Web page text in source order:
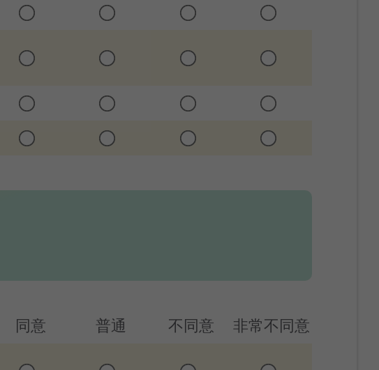
同意 普通 不同意
非常不同意